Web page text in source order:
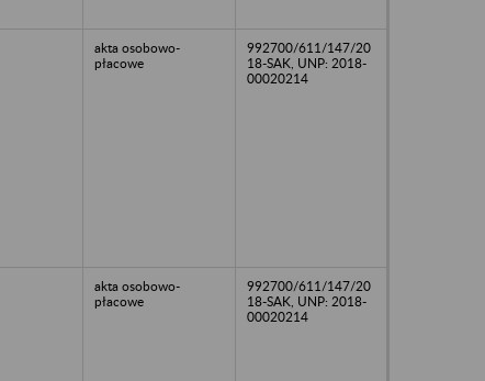
akta osobowo-
płacowe
992700/611/147/20
18-SAK, UNP: 2018-
00020214
akta osobowo-
płacowe
992700/611/147/20
18-SAK, UNP: 2018-
00020214